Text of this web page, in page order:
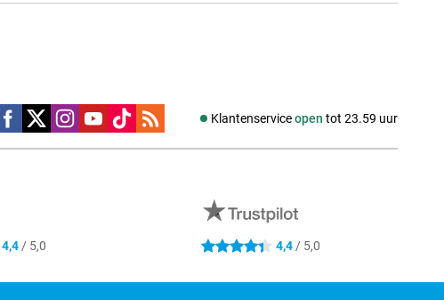
Klantenserviceopen tot 23.59 uur
Social media
4,4 / 5,0 4.4 sterren 4,4 / 5,0